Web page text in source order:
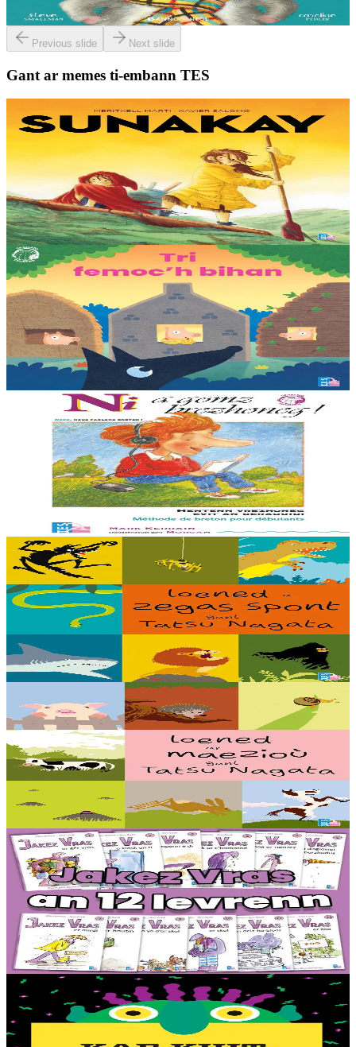
Er stok13,00 €
Previous slide Next slide
Gant ar memes ti-embann TES
TES
Sunakay
Deuet eo ar mor da vezañ ur pezh lennad loustoni hep netra vev
ennañ ken. Div c’hoar zo o chom war un enez plastik, o klask bevañ
evel ma c’hallont, e-touez al lastez....
Er stok25,00 €
3 bloaz hag ouzhpenn
TES
Tri femoc'h bihan
Ur wech e oa tri femoc’h bihan hag a veve eürus gant o zud. Un
deiz koulskoude e voe poent da bep hini kaout e di ! Ur rummad
savet a-ratozh evit ar vugale...
11 vloaz hag ouzhpenn
Ni a gomz brezhoneg
Un hentenn brezhoneg evit deraouidi al lise. En embannadur-mañ ez
eus ur c’hod el levr evit selaou an enrolladennoù enlinenn. Trede
embannadur.
23,00 €
5 bloaz hag ouzhpenn
TES
Loened a zegas spont
Debriñ kig a reont, toullañ a reont pejoù, yudal a reont pe gwelet en
noz hag an holl a laka bihan ha bras da grenañ : setu loened a zegas
spont gant ar...
Er stok16,00 €
TES
Loened ar maezioù
Speuñial a reont, debriñ geot, goañvaat, dindan an douar e vezont o
chom pe dozviñ vioù a reont : setu loened diwar ar maez gant ar
c’helenner Tastu Nagata !...
16,00 €
6 vloaz hag ouzhpenn
TES
Jakez Vras - Dastumad hollek (12 levr)
Ur rummad 12 istor bihan aes da lenn an-unan. Buhez pemdeziek
Jakez Vras, ur ramz tost d’ar vugale, kontet gant frazennoù berr ha
gant ur c’heriaoueg diazez....
Er stok44,00 €
2 vloaz hag ouzhpenn
TES
Kae kuit, Euzhvil bras gwer !